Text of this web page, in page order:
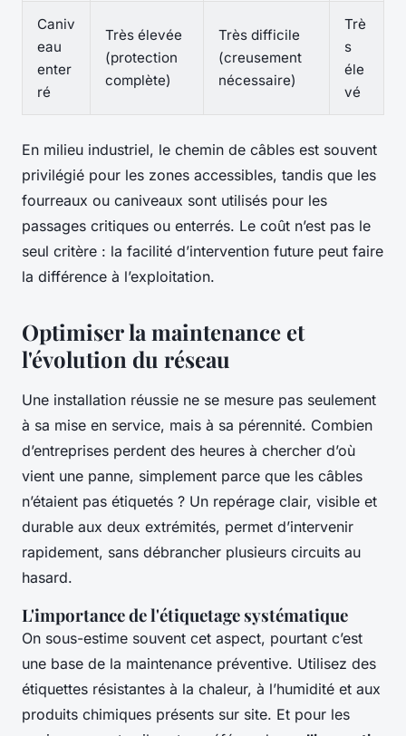
Caniv
eau
enter
ré
Très élevée
(protection
complète)
Très difficile
(creusement
nécessaire)
Trè
s
éle
vé
En milieu industriel, le chemin de câbles est souvent
privilégié pour les zones accessibles, tandis que les
fourreaux ou caniveaux sont utilisés pour les
passages critiques ou enterrés. Le coût n’est pas le
seul critère : la facilité d’intervention future peut faire
la différence à l’exploitation.
Optimiser la maintenance et
l'évolution du réseau
Une installation réussie ne se mesure pas seulement
à sa mise en service, mais à sa pérennité. Combien
d’entreprises perdent des heures à chercher d’où
vient une panne, simplement parce que les câbles
n’étaient pas étiquetés ? Un repérage clair, visible et
durable aux deux extrémités, permet d’intervenir
rapidement, sans débrancher plusieurs circuits au
hasard.
L'importance de l'étiquetage systématique
On sous-estime souvent cet aspect, pourtant c’est
une base de la maintenance préventive. Utilisez des
étiquettes résistantes à la chaleur, à l’humidité et aux
produits chimiques présents sur site. Et pour les